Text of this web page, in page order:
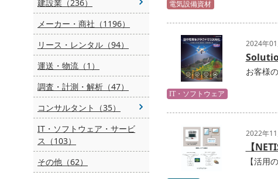
建設業（236）
メーカー・商社（1196）
リース・レンタル（94）
運送・物流（1）
調査・計測・解析（47）
コンサルタント（35）
IT・ソフトウェア・サービ
ス（103）
その他（62）
電気設備資材
IT・ソフトウェア
2024年
お客様
2022年
【
【活用